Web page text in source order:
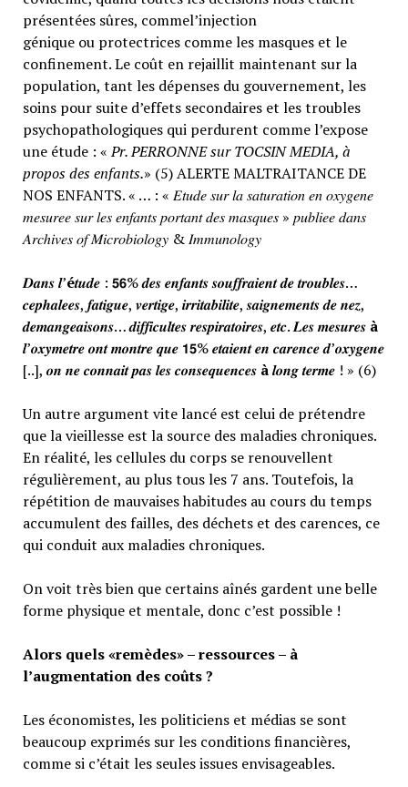
présentées sûres, commel’injection
génique ou protectrices comme les masques et le
confinement. Le coût en rejaillit maintenant sur la
population, tant les dépenses du gouvernement, les
soins pour suite d’effets secondaires et les troubles
psychopathologiques qui perdurent comme l’expose
une étude : «Pr. PERRONNE sur TOCSIN MEDIA, à
propos des enfants.» (5) ALERTE MALTRAITANCE DE
NOS ENFANTS. « … : « 𝐸𝑡𝑢𝑑𝑒 𝑠𝑢𝑟 𝑙𝑎 𝑠𝑎𝑡𝑢𝑟𝑎𝑡𝑖𝑜𝑛 𝑒𝑛 𝑜𝑥𝑦𝑔𝑒𝑛𝑒
𝑚𝑒𝑠𝑢𝑟𝑒𝑒 𝑠𝑢𝑟 𝑙𝑒𝑠 𝑒𝑛𝑓𝑎𝑛𝑡𝑠 𝑝𝑜𝑟𝑡𝑎𝑛𝑡 𝑑𝑒𝑠 𝑚𝑎𝑠𝑞𝑢𝑒𝑠 » 𝑝𝑢𝑏𝑙𝑖𝑒𝑒 𝑑𝑎𝑛𝑠
𝐴𝑟𝑐ℎ𝑖𝑣𝑒𝑠 𝑜𝑓 𝑀𝑖𝑐𝑟𝑜𝑏𝑖𝑜𝑙𝑜𝑔𝑦 & 𝐼𝑚𝑚𝑢𝑛𝑜𝑙𝑜𝑔𝑦
𝑫𝒂𝒏𝒔 𝒍’é𝒕𝒖𝒅𝒆 : 𝟱𝟲% 𝒅𝒆𝒔 𝒆𝒏𝒇𝒂𝒏𝒕𝒔 𝒔𝒐𝒖𝒇𝒇𝒓𝒂𝒊𝒆𝒏𝒕 𝒅𝒆 𝒕𝒓𝒐𝒖𝒃𝒍𝒆𝒔…
𝒄𝒆𝒑𝒉𝒂𝒍𝒆𝒆𝒔, 𝒇𝒂𝒕𝒊𝒈𝒖𝒆, 𝒗𝒆𝒓𝒕𝒊𝒈𝒆, 𝒊𝒓𝒓𝒊𝒕𝒂𝒃𝒊𝒍𝒊𝒕𝒆, 𝒔𝒂𝒊𝒈𝒏𝒆𝒎𝒆𝒏𝒕𝒔 𝒅𝒆 𝒏𝒆𝒛,
𝒅𝒆𝒎𝒂𝒏𝒈𝒆𝒂𝒊𝒔𝒐𝒏𝒔… 𝒅𝒊𝒇𝒇𝒊𝒄𝒖𝒍𝒕𝒆𝒔 𝒓𝒆𝒔𝒑𝒊𝒓𝒂𝒕𝒐𝒊𝒓𝒆𝒔, 𝒆𝒕𝒄. 𝑳𝒆𝒔 𝒎𝒆𝒔𝒖𝒓𝒆𝒔 à
𝒍’𝒐𝒙𝒚𝒎𝒆𝒕𝒓𝒆 𝒐𝒏𝒕 𝒎𝒐𝒏𝒕𝒓𝒆 𝒒𝒖𝒆 𝟭𝟱% 𝒆𝒕𝒂𝒊𝒆𝒏𝒕 𝒆𝒏 𝒄𝒂𝒓𝒆𝒏𝒄𝒆 𝒅’𝒐𝒙𝒚𝒈𝒆𝒏𝒆
[..], 𝒐𝒏 𝒏𝒆 𝒄𝒐𝒏𝒏𝒂𝒊𝒕 𝒑𝒂𝒔 𝒍𝒆𝒔 𝒄𝒐𝒏𝒔𝒆𝒒𝒖𝒆𝒏𝒄𝒆𝒔 à𝒍𝒐𝒏𝒈 𝒕𝒆𝒓𝒎𝒆 ! » (6)
Un autre argument vite lancé est celui de prétendre
que la vieillesse est la source des maladies chroniques.
En réalité, les cellules du corps se renouvellent
régulièrement, au plus tous les 7 ans. Toutefois, la
répétition de mauvaises habitudes au cours du temps
accumulent des failles, des déchets et des carences, ce
qui conduit aux maladies chroniques.
On voit très bien que certains aînés gardent une belle
forme physique et mentale, donc c’est possible !
Alors quels «remèdes» – ressources – à
l’augmentation des coûts ?
Les économistes, les politiciens et médias se sont
beaucoup exprimés sur les conditions financières,
comme si c’était les seules issues envisageables.